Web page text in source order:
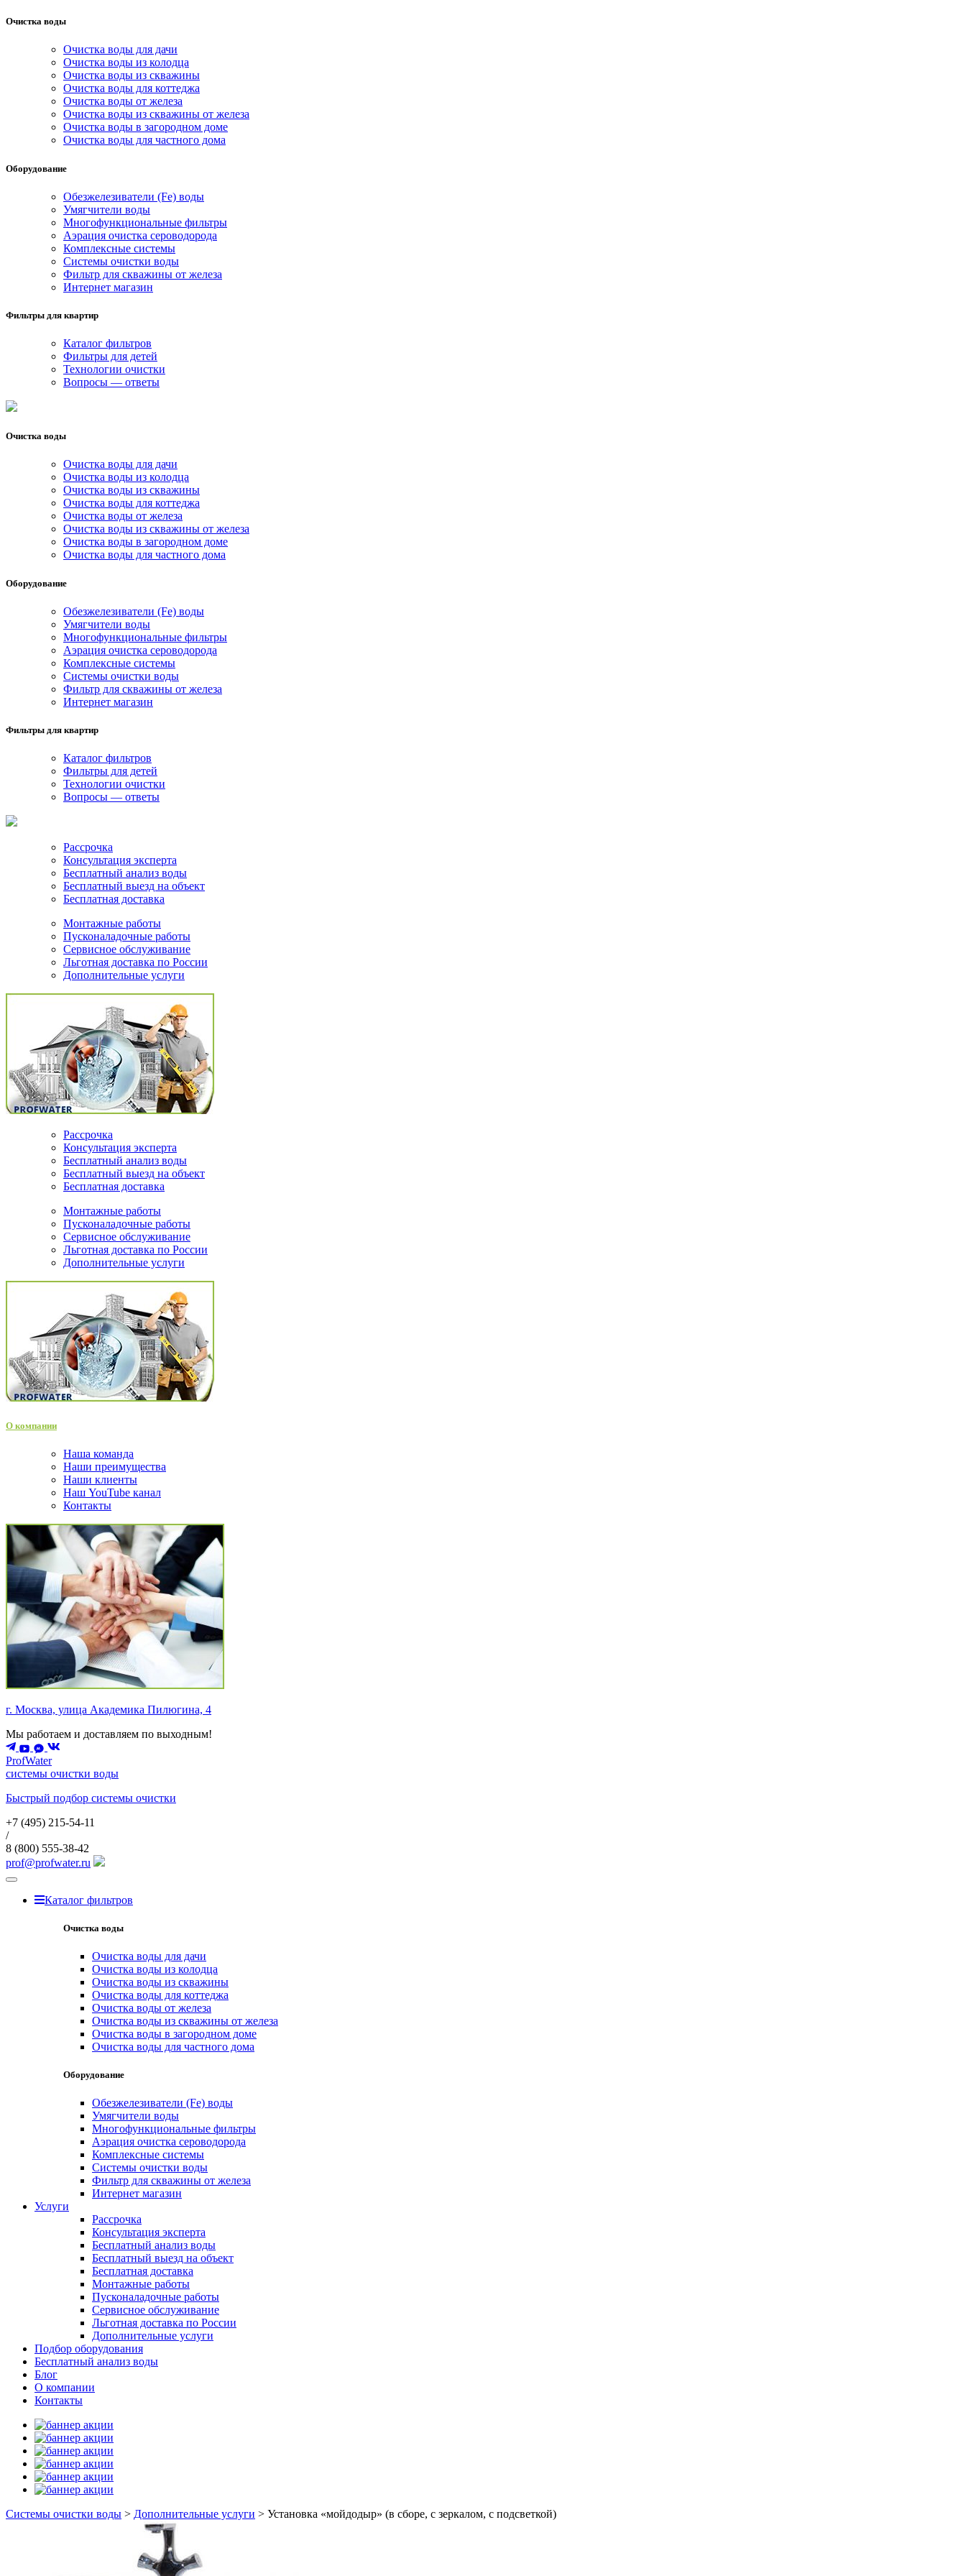
Очистка воды
Очистка воды для дачи
Очистка воды из колодца
Очистка воды из скважины
Очистка воды для коттеджа
Очистка воды от железа
Очистка воды из скважины от железа
Очистка воды в загородном доме
Очистка воды для частного дома
Оборудование
Обезжелезиватели (Fe) воды
Умягчители воды
Многофункциональные фильтры
Аэрация очистка сероводорода
Комплексные системы
Системы очистки воды
Фильтр для скважины от железа
Интернет магазин
Фильтры для квартир
Каталог фильтров
Фильтры для детей
Технологии очистки
Вопросы — ответы
Очистка воды
Очистка воды для дачи
Очистка воды из колодца
Очистка воды из скважины
Очистка воды для коттеджа
Очистка воды от железа
Очистка воды из скважины от железа
Очистка воды в загородном доме
Очистка воды для частного дома
Оборудование
Обезжелезиватели (Fe) воды
Умягчители воды
Многофункциональные фильтры
Аэрация очистка сероводорода
Комплексные системы
Системы очистки воды
Фильтр для скважины от железа
Интернет магазин
Фильтры для квартир
Каталог фильтров
Фильтры для детей
Технологии очистки
Вопросы — ответы
Рассрочка
Консультация эксперта
Бесплатный анализ воды
Бесплатный выезд на объект
Бесплатная доставка
Монтажные работы
Пусконаладочные работы
Сервисное обслуживание
Льготная доставка по России
Дополнительные услуги
Рассрочка
Консультация эксперта
Бесплатный анализ воды
Бесплатный выезд на объект
Бесплатная доставка
Монтажные работы
Пусконаладочные работы
Сервисное обслуживание
Льготная доставка по России
Дополнительные услуги
О компании
Наша команда
Наши преимущества
Наши клиенты
Наш YouTube канал
Контакты
г. Москва, улица Академика Пилюгина, 4
Мы работаем и доставляем по выходным!
ProfWater
системы очистки воды
Быстрый подбор системы очистки
+7 (495) 215-54-11
/
8 (800) 555-38-42
prof@profwater.ru
Меню
Каталог фильтров
Очистка воды
Очистка воды для дачи
Очистка воды из колодца
Очистка воды из скважины
Очистка воды для коттеджа
Очистка воды от железа
Очистка воды из скважины от железа
Очистка воды в загородном доме
Очистка воды для частного дома
Оборудование
Обезжелезиватели (Fe) воды
Умягчители воды
Многофункциональные фильтры
Аэрация очистка сероводорода
Комплексные системы
Системы очистки воды
Фильтр для скважины от железа
Интернет магазин
Услуги
Рассрочка
Консультация эксперта
Бесплатный анализ воды
Бесплатный выезд на объект
Бесплатная доставка
Монтажные работы
Пусконаладочные работы
Сервисное обслуживание
Льготная доставка по России
Дополнительные услуги
Подбор оборудования
Бесплатный анализ воды
Блог
О компании
Контакты
Системы очистки воды > Дополнительные услуги > Установка «мойдодыр» (в сборе, с зеркалом, с подсветкой)